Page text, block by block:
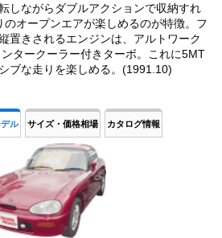
しながらダブルアクションで収納すれ
オープンエアが楽しめるのが特徴。フ
置きされるエンジンは、アルトワーク
タークーラー付きターボ。これに5MT
ブな走りを楽しめる。(1991.10)
ル サイズ・価格相場 カタログ情報